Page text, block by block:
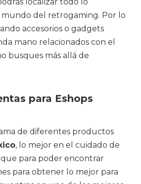
mundo del retrogaming. Por lo
accesorios o gadgets
mano relacionados con el
busques más allá de
para Eshops
de diferentes productos
, lo mejor en el cuidado de
que para poder encontrar
para obtener lo mejor para